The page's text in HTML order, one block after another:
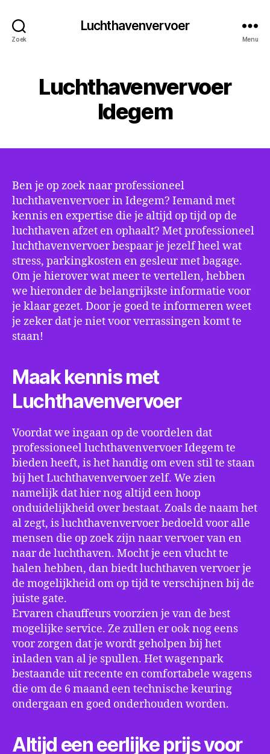
Zoek
Luchthavenvervoer
Menu
Luchthavenvervoer
Idegem
Ben je op zoek naar professioneel
luchthavenvervoer in Idegem? Iemand met
kennis en expertise die je altijd op tijd op de
luchthaven afzet en ophaalt? Met professioneel
luchthavenvervoer bespaar je jezelf heel wat
stress, parkingkosten en gesleur met bagage.
Om je hierover wat meer te vertellen, hebben
we hieronder de belangrijkste informatie voor
je klaar gezet. Door je goed te informeren weet
je zeker dat je niet voor verrassingen komt te
staan!
Maak kennis met
Luchthavenvervoer
Voordat we ingaan op de voordelen dat
professioneel luchthavenvervoer Idegem te
bieden heeft, is het handig om even stil te staan
bij het Luchthavenvervoer zelf. We zien
namelijk dat hier nog altijd een hoop
onduidelijkheid over bestaat. Zoals de naam het
al zegt, is luchthavenvervoer bedoeld voor alle
mensen die op zoek zijn naar vervoer van en
naar de luchthaven. Mocht je een vlucht te
halen hebben, dan biedt luchthaven vervoer je
de mogelijkheid om op tijd te verschijnen bij de
juiste gate.
Ervaren chauffeurs voorzien je van de best
mogelijke service. Ze zullen er ook nog eens
voor zorgen dat je wordt geholpen bij het
inladen van al je spullen. Het wagenpark
bestaande uit recente en comfortabele wagens
die om de 6 maand een technische keuring
ondergaan en goed onderhouden worden.
Altijd een eerlijke prijs voor